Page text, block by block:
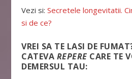
Vezi si:Secretele longevitatii.
si de ce?
VREI SA TE LASI DE
CATEVA REPERE CARE TE
DEMERSUL TAU: